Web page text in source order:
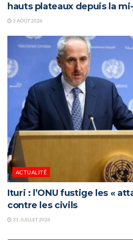
hauts plateaux depuis la
3 AOÛT 2026
ACTUALITÉ
Ituri : l’ONU fustige les «
contre les civils
31 JUILLET 2026